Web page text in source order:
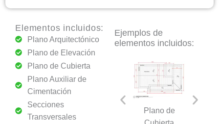
Elementos incluidos:
Plano Arquitectónico
Plano de Elevación
Plano de Cubierta
Plano Auxiliar de
Cimentación
Secciones
Transversales
Ejemplos de
elementos incluidos:
Secciones
Transversales
Plano de
Elevación​